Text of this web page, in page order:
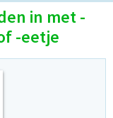
in met -
-eetje